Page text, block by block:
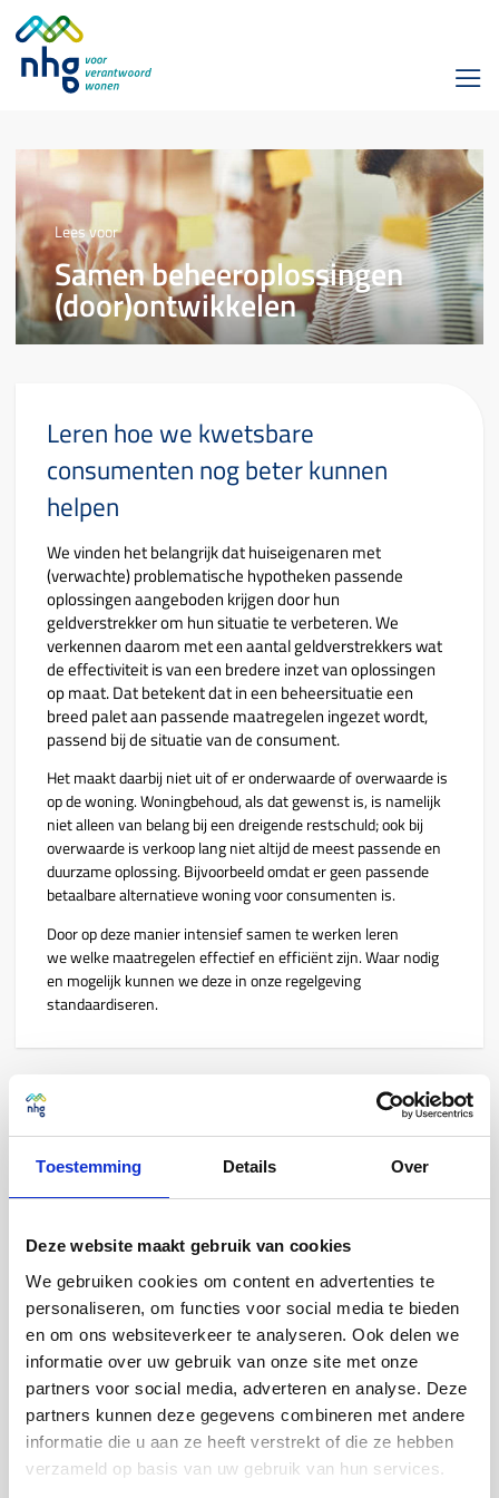
Toestemming Details Over
Deze website maakt gebruik van cookies
We gebruiken cookies om content en advertenties te
personaliseren, om functies voor social media te bieden
en om ons websiteverkeer te analyseren. Ook delen we
informatie over uw gebruik van onze site met onze
partners voor social media, adverteren en analyse. Deze
partners kunnen deze gegevens combineren met andere
informatie die u aan ze heeft verstrekt of die ze hebben
verzameld op basis van uw gebruik van hun services.
Lees voor
Samen beheeroplossingen
(door)ontwikkelen
Leren hoe we kwetsbare
consumenten nog beter kunnen
helpen
We vinden het belangrijk dat huiseigenaren met
(verwachte) problematische hypotheken passende
oplossingen aangeboden krijgen door hun
geldverstrekker om hun situatie te verbeteren.We
verkennendaarom met een aantal geldverstrekkers wat
de effectiviteit is van een bredere inzet van oplossingen
op maat.Dat betekent dat in een beheersituatieeen
breed palet aan passende maatregelen ingezet wordt,
passend bij de situatie van de consument.
Het maakt daarbij niet uit of er onderwaarde of overwaarde is
op de woning. Woningbehoud, als dat gewenst is, is namelijk
niet alleen van belang bij een dreigende restschuld; ook bij
overwaarde is verkoop lang niet altijd de meest passende en
duurzame oplossing. Bijvoorbeeld omdat er geen passende
betaalbare alternatieve woning voor consumenten is.
Door op deze manier intensief samen te werken leren
we welke maatregelen effectief en efficiënt zijn. Waar nodig
en mogelijk kunnen we deze in onze regelgeving
standaardiseren.
Voordelen
benaderingentetesten ervarenwewat het beste
werkt.
Goed werkende praktijken in beheer
markt gedeelden mogelijk ookgestandaardiseerd
worden.
We lerenhoe we de samenwerking tussen